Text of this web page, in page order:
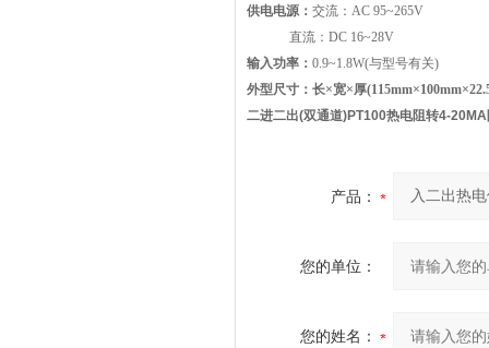
供电电源： 交流： AC 95~265V
直流： DC 16~28V
输入功率： 0.9~1.8W(与型号有关)
外型尺寸：长×宽×厚(115mm×100mm×
二进二出(双通道)PT100热电阻转4-
产品：
您的单位：
您的姓名：